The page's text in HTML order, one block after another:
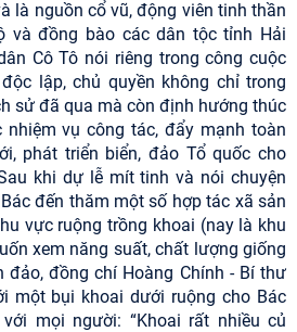
là nguồn cổ vũ, động viên tinh thần
và đồng bào các dân tộc tỉnh Hải
Cô Tô nói riêng trong công cuộc
lập, chủ quyền không chỉ trong
sử đã qua mà còn định hướng thúc
vụ công tác, đẩy mạnh toàn
phát triển biển, đảo Tổ quốc cho
khi dự lễ mít tinh và nói chuyện
đến thăm một số hợp tác xã sản
vực ruộng trồng khoai (nay là khu
xem năng suất, chất lượng giống
đảo, đồng chí Hoàng Chính - Bí thư
một bụi khoai dưới ruộng cho Bác
mọi người: “Khoai rất nhiều củ